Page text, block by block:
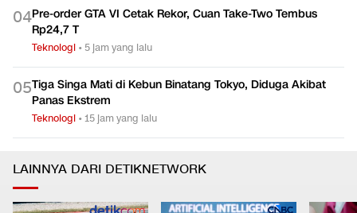
04Pre-order GTA VI Cetak Rekor, Cuan Take-Two Tembus
Rp24,7 T
Teknologi • 5 jam yang lalu
05Tiga Singa Mati di Kebun Binatang Tokyo, Diduga Akibat
Panas Ekstrem
Teknologi •15 jam yang lalu
LAINNYA DARI DETIKNETWORK